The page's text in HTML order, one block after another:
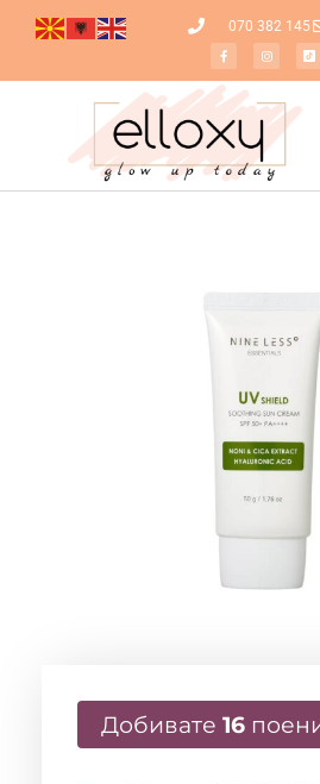
070 382 145
Добивате 16